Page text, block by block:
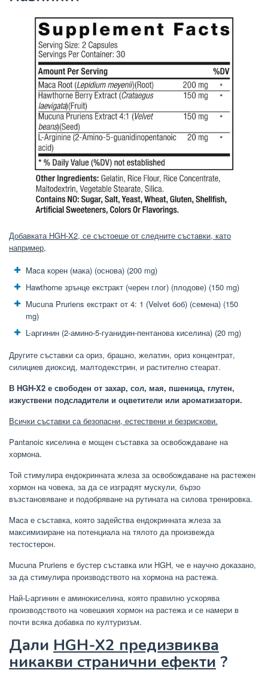
Добавката HGH-X2, се състоеше от следните съставки, като
например,
Maca корен (мака) (основа) (200 mg)
Hawthorne зрънце екстракт (черен глог) (плодове) (150 mg)
Mucuna Pruriens екстракт от 4: 1 (Velvet боб) (семена) (150
mg)
L-аргинин (2-амино-5-гуанидин-пентанова киселина) (20 mg)
Другите съставки са ориз, брашно, желатин, ориз концентрат,
силициев диоксид, малтодекстрин, и растително стеарат.
В HGH-X2 е свободен от захар, сол, мая, пшеница, глутен,
изкуствени подсладители и оцветители или ароматизатори.
Всички съставки са безопасни, естествени и безрискови.
Pantanoic киселина е мощен съставка за освобождаване на
хормона.
Той стимулира ендокринната жлеза за освобождаване на растежен
хормон на човека, за да се изградят мускули, бързо
възстановяване и подобряване на рутината на силова тренировка.
Maca е съставка, която задейства ендокринната жлеза за
максимизиране на потенциала на тялото да произвежда
тестостерон.
Mucuna Pruriens е бустер съставка или HGH, че е научно доказано,
за да стимулира производството на хормона на растежа.
Най-L-аргинин е аминокиселина, която правилно ускорява
производството на човешкия хормон на растежа и се намери в
почти всяка добавка по културизъм.
Дали HGH-X2 предизвиква
никакви странични ефекти ?